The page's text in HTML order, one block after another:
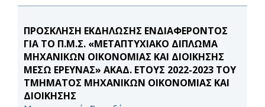
ΠΡΟΣΚΛΗΣΗ ΕΚΔΗΛΩΣΗΣ ΕΝΔΙΑΦΕΡΟΝΤΟΣ
ΓΙΑ ΤΟ Π.Μ.Σ. «ΜΕΤΑΠΤΥΧΙΑΚΟ ΔΙΠΛΩΜΑ
ΜΗΧΑΝΙΚΩΝ ΟΙΚΟΝΟΜΙΑΣ ΚΑΙ ΔΙΟΙΚΗΣΗΣ
ΜΕΣΩ ΕΡΕΥΝΑΣ» ΑΚΑΔ. ΕΤΟΥΣ 2022-2023 ΤΟΥ
ΤΜΗΜΑΤΟΣ ΜΗΧΑΝΙΚΩΝ ΟΙΚΟΝΟΜΙΑΣ ΚΑΙ
ΔΙΟΙΚΗΣΗΣ